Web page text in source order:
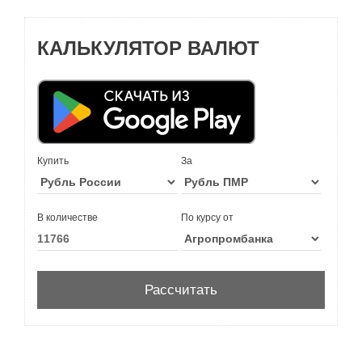
КАЛЬКУЛЯТОР ВАЛЮТ
Купить За
В количестве По курсу от